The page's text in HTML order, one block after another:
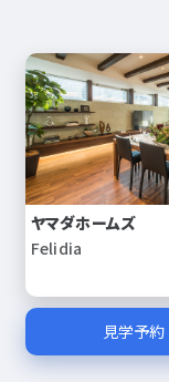
ヤマダホームズ
Felidia
見学予約